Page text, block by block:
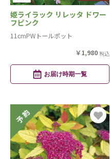
姫ライラック リレッタ ドワー
フピンク
11cmPWトールポット
￥1,980 税込
お届け時期一覧